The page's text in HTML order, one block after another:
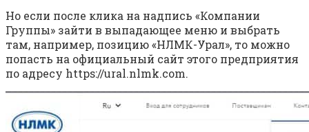
Но если после клика на надпись «Компании
Группы» зайти в выпадающее меню и выбрать
там, например, позицию «НЛМК-Урал», то можно
попасть на официальный сайт этого предприятия
по адресу https://ural.nlmk.com.